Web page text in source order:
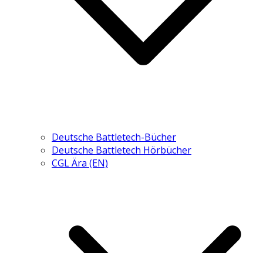
Deutsche Battletech-Bücher
Deutsche Battletech Hörbücher
CGL Ära (EN)